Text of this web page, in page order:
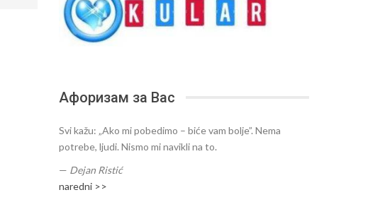
Афоризам за Вас
Svi kažu: „Ako mi pobedimo – biće vam bolje”. Nema
potrebe, ljudi. Nismo mi navikli na to.
— Dejan Ristić
naredni >>